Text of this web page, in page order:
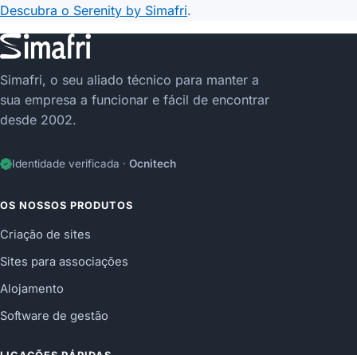
Descubra o Serenity by Simafri.
Simafri, o seu aliado técnico para manter a
sua empresa a funcionar e fácil de encontrar
desde 2002.
Identidade verificada · Ocnitech
OS NOSSOS PRODUTOS
Criação de sites
Sites para associações
Alojamento
Software de gestão